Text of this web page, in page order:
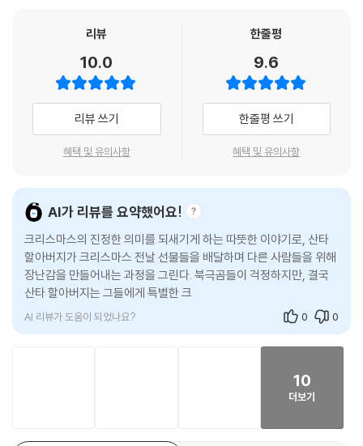
를 꾸며 보자 제안을 하지요.
“참 아름답구나!” 다 함께 꾸민 크리스마스트리를 가만히 올려다보던 할
아버지 입에서 감탄이 절로 흘러나옵니다. 그런데… 산타 할아버지를 위한
놀랍고 멋진 일들은 여기서 끝이 아니라지요. 처음으로 크리스마스를 즐기
게 된 산타 할아버지! 과연 어떤 크리스마스가 산타 할아버지를 기다리고
함께 만들어 가는 크리스마스의 기적!
모두의 기쁨을 위해 수고하는 이들에게 보내는 감사
밤사이 깨끗해진 거리, 때맞춰 차려진 밥상, 총알 배송…. 우리가 당연한 듯
누려 온 많은 것들 뒤에는 많은 이들의 보이지 않는 수고가 있습니다. 크리
스마스의 기쁨을 전하기 위한 산타 할아버지의 수고처럼 말이지요.
산타 할아버지는 해마다 크리스마스에 맞춰 온 세상 아이들에게 기쁨을 전
를 기억하는 이들이 있습니다. 바로 북극 친구들 말이지요. 크리스마스를
온전히 즐겨본 적 없는 할아버지를 위해 북극 친구들은 멋진 크리스마스
이 충분하니까요. 북극 친구들이 아니었다면, 산타 할아버지는 지금도 크
리뷰
10.0
리뷰 쓰기
혜택 및 유의사항
한줄평
9.6
한줄평 쓰기
혜택 및 유의사항
AI가 리뷰를 요약했어요!
크리스마스의 진정한 의미를 되새기게 하는 따뜻한 이야기로, 산타
할아버지가 크리스마스 전날 선물들을 배달하며 다른 사람들을 위해
장난감을 만들어내는 과정을 그린다. 북극곰들이 걱정하지만, 결국
산타 할아버지는 그들에게 특별한 크리스마스를 선사한다. 이 책은
크리스마스를 함께 만들어가는 것이 얼마나
AI 리뷰가 도움이 되었나요? 0 0
10